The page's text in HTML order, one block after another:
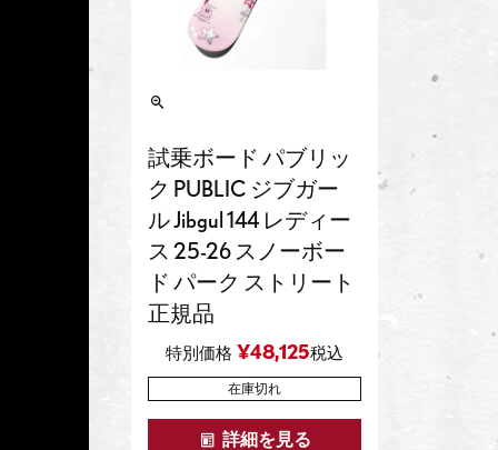
試乗ボード パブリッ
ク PUBLIC ジブガー
ル Jibgul 144 レディー
ス 25-26 スノーボー
ド パーク ストリート
正規品
特別価格 ¥48,125税込
在庫切れ
詳細を見る